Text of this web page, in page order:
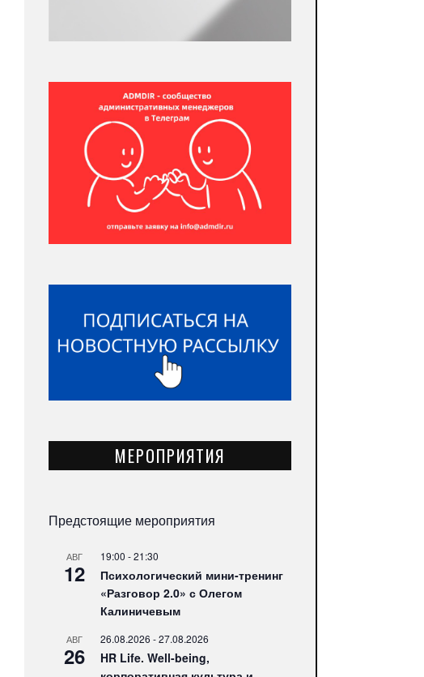
МЕРОПРИЯТИЯ
Предстоящие мероприятия
АВГ
12
19:00 -21:30
Психологический мини-тренинг
«Разговор 2.0» с Олегом
Калиничевым
АВГ
26
26.08.2026 -27.08.2026
HR Life. Well-being,